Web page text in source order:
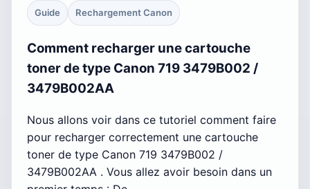
Guide Rechargement Canon
Comment recharger une cartouche
toner de type Canon 719 3479B002 /
3479B002AA
Nous allons voir dans ce tutoriel comment faire
pour recharger correctement une cartouche
toner de type Canon 719 3479B002 /
3479B002AA . Vous allez avoir besoin dans un